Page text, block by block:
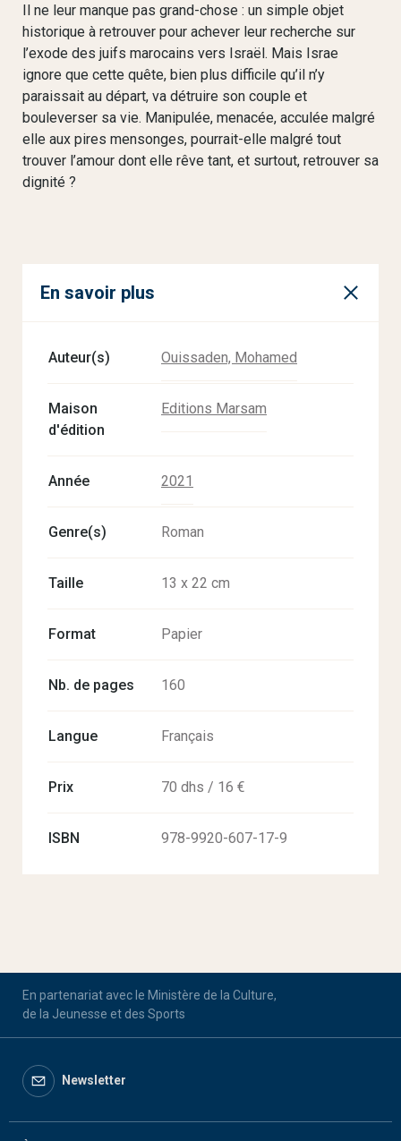
Il ne leur manque pas grand-chose : un simple objet
historique à retrouver pour achever leur recherche sur
l’exode des juifs marocains vers Israël. Mais Israe
ignore que cette quête, bien plus difficile qu’il n’y
paraissait au départ, va détruire son couple et
bouleverser sa vie. Manipulée, menacée, acculée malgré
elle aux pires mensonges, pourrait-elle malgré tout
trouver l’amour dont elle rêve tant, et surtout, retrouver sa
dignité ?
En savoir plus
Auteur(s) Ouissaden, Mohamed
Maison
d'édition
Editions Marsam
Année 2021
Genre(s) Roman
Taille 13 x 22 cm
Format Papier
Nb. de pages 160
Langue Français
Prix 70 dhs / 16 €
ISBN 978-9920-607-17-9
En partenariat avec le Ministère de la Culture,
de la Jeunesse et des Sports
Newsletter